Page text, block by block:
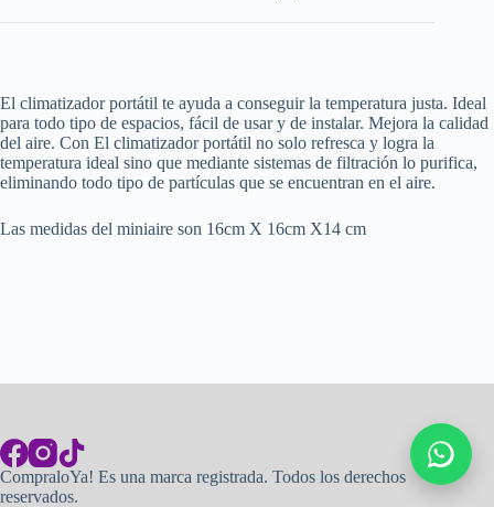
El climatizador portátil te ayuda a conseguir la temperatura justa. Ideal
para todo tipo de espacios, fácil de usar y de instalar. Mejora la calidad
del aire. Con El climatizador portátil no solo refresca y logra la
temperatura ideal sino que mediante sistemas de filtración lo purifica,
eliminando todo tipo de partículas que se encuentran en el aire.
Las medidas del miniaire son 16cm X 16cm X14 cm
CompraloYa! Es una marca registrada. Todos los derechos
reservados.